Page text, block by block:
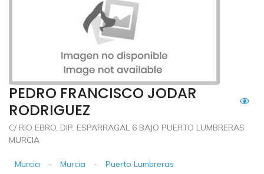
PEDRO FRANCISCO JODAR
RODRIGUEZ
C/ RIO EBRO, DIP. ESPARRAGAL 6 BAJO PUERTO LUMBRERAS
MURCIA
Murcia - Murcia - Puerto Lumbreras